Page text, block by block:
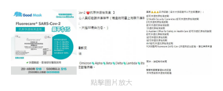
點擊圖片放大